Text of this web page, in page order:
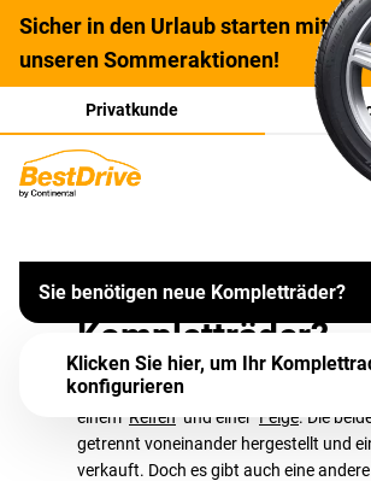
Sicher in den Urlaub starten mit
unseren Sommeraktionen!
Privatkunde
Kompletträder:
und einfach
Wer nicht auf Ganzjahresreifen setzt,
jeden Frühling und Herbst passend zur
wechseln. Bleibt es bei den gleichen
Sommerreifen an. Abhilfe schaffen
Sie benötigen neue Kompletträder?
Klicken Sie hier, um Ihr
konfigurieren
Was sind
Kompletträder?
Autoräder bestehen aus zwei Teilen:
einem Reifen und einer Felge. Die
getrennt voneinander hergestellt und
verkauft. Doch es gibt auch eine andere